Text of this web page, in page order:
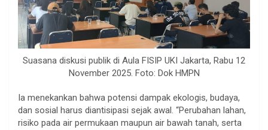
Suasana diskusi publik di Aula FISIP UKI Jakarta, Rabu 12
November 2025. Foto: Dok HMPN
Ia menekankan bahwa potensi dampak ekologis, budaya,
dan sosial harus diantisipasi sejak awal. “Perubahan lahan,
risiko pada air permukaan maupun air bawah tanah, serta